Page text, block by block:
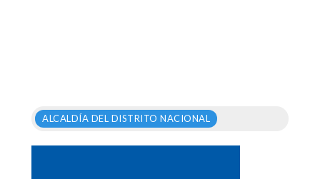
ALCALDÍA DEL DISTRITO NACIONAL